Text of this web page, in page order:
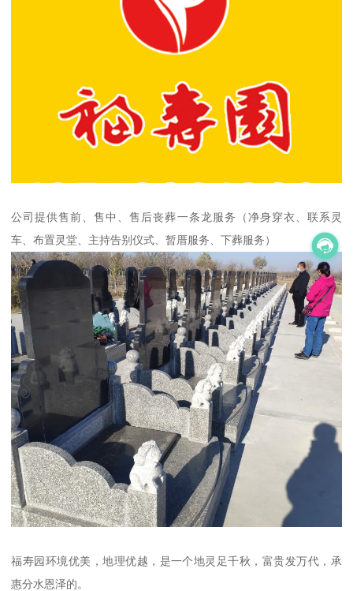
公司提供售前、售中、售后丧葬一条龙服务（净身穿衣、联系灵
车、布置灵堂、主持告别仪式、暂厝服务、下葬服务）
福寿园环境优美，地理优越，是一个地灵足千秋，富贵发万代，承
惠分水恩泽的。